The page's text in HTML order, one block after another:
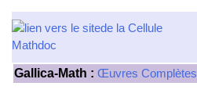
Gallica-Math : Œuvres Complètes